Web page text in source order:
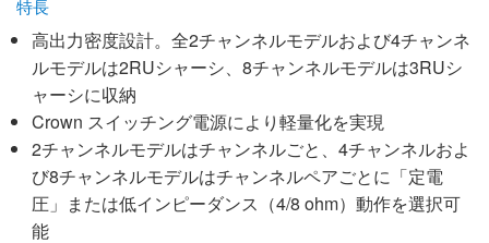
特長
高出力密度設計。全2チャンネルモデルおよび4チャンネ
ルモデルは2RUシャーシ、8チャンネルモデルは3RUシ
ャーシに収納
Crown スイッチング電源により軽量化を実現
2チャンネルモデルはチャンネルごと、4チャンネルおよ
び8チャンネルモデルはチャンネルペアごとに「定電
圧」または低インピーダンス（4/8 ohm）動作を選択可
能